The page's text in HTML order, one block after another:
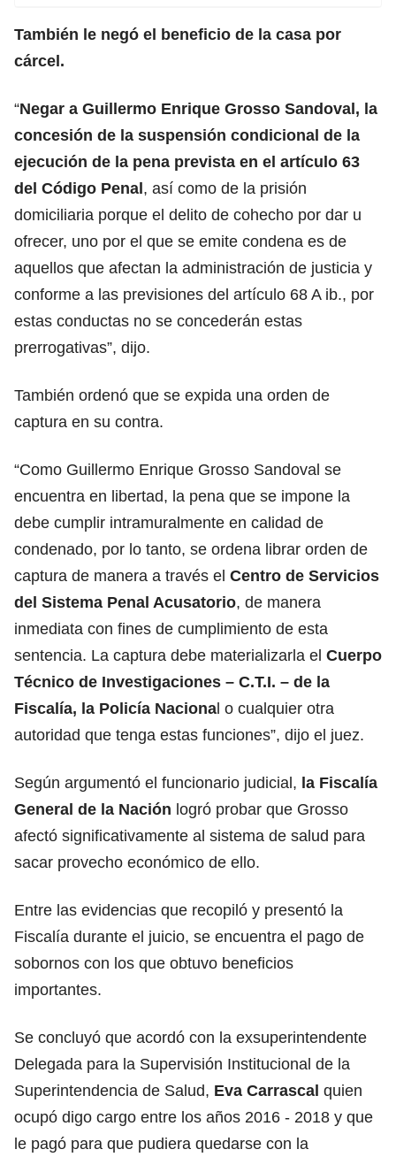
También le negó el beneficio de la casa por
cárcel.
“Negar a Guillermo Enrique Grosso Sandoval, la
concesión de la suspensión condicional de la
ejecución de la pena prevista en el artículo 63
del Código Penal, así como de la prisión
domiciliaria porque el delito de cohecho por dar u
ofrecer, uno por el que se emite condena es de
aquellos que afectan la administración de justicia y
conforme a las previsiones del artículo 68 A ib., por
estas conductas no se concederán estas
prerrogativas”, dijo.
También ordenó que se expida una orden de
captura en su contra.
“Como Guillermo Enrique Grosso Sandoval se
encuentra en libertad, la pena que se impone la
debe cumplir intramuralmente en calidad de
condenado, por lo tanto, se ordena librar orden de
captura de manera a través el Centro de Servicios
del Sistema Penal Acusatorio, de manera
inmediata con fines de cumplimiento de esta
sentencia. La captura debe materializarla el Cuerpo
Técnico de Investigaciones – C.T.I. – de la
Fiscalía, la Policía Nacional o cualquier otra
autoridad que tenga estas funciones”, dijo el juez.
Según argumentó el funcionario judicial, la Fiscalía
General de la Nación logró probar que Grosso
afectó significativamente al sistema de salud para
sacar provecho económico de ello.
Entre las evidencias que recopiló y presentó la
Fiscalía durante el juicio, se encuentra el pago de
sobornos con los que obtuvo beneficios
importantes.
Se concluyó que acordó con la exsuperintendente
Delegada para la Supervisión Institucional de la
Superintendencia de Salud, Eva Carrascal quien
ocupó digo cargo entre los años 2016 - 2018 y que
le pagó para que pudiera quedarse con la